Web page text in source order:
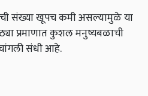
संख्या खूपच कमी असल्यामुळे या
प्रमाणात कुशल मनुष्यबळाची
संधी आहे.